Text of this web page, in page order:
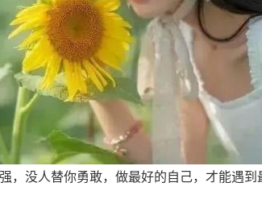
，没人替你勇敢，做最好的自己，才能遇